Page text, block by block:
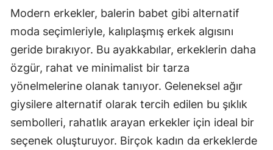
Modern erkekler, balerin babet gibi alternatif
moda seçimleriyle, kalıplaşmış erkek algısını
geride bırakıyor. Bu ayakkabılar, erkeklerin daha
özgür, rahat ve minimalist bir tarza
yönelmelerine olanak tanıyor. Geleneksel ağır
giysilere alternatif olarak tercih edilen bu şıklık
sembolleri, rahatlık arayan erkekler için ideal bir
seçenek oluşturuyor. Birçok kadın da erkeklerde